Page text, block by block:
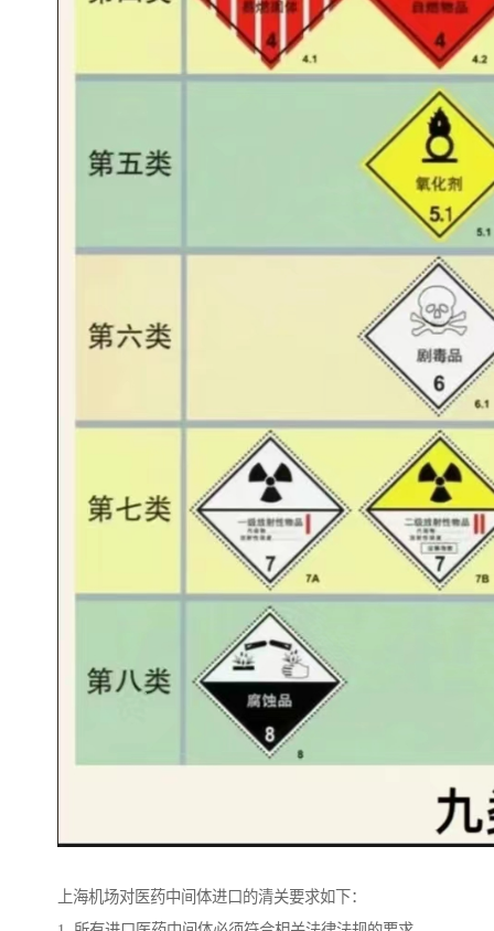
上海机场对医药中间体进口的清关要求如下：